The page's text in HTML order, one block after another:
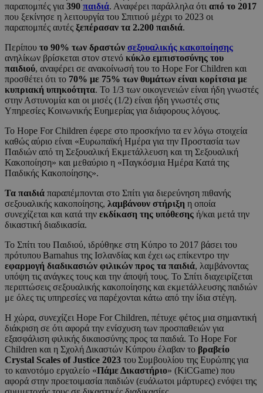
παραπομπές για 390 παιδιά. Αναφέρει παράλληλα ότι από το 2017
που ξεκίνησε η λειτουργία του Σπιτιού μέχρι το 2023 οι
παραπομπές αυτές ξεπέρασαν τα 2.200 παιδιά.
Περίπου το 90% των δραστών σεξουαλικής κακοποίησης
ανηλίκων βρίσκεται στον στενό κύκλο εμπιστοσύνης του
παιδιού, αναφέρει σε ανακοίνωσή του το Hope For Children και
προσθέτει ότι το 70% με 75% των θυμάτων είναι κορίτσια με
κυπριακή υπηκοότητα. Το 1/3 των οικογενειών είναι ήδη γνωστές
στην Αστυνομία και οι μισές (1/2) είναι ήδη γνωστές στις
Υπηρεσίες Κοινωνικής Ευημερίας για διάφορους λόγους.
Το Hope For Children έφερε στο προσκήνιο τα εν λόγω στοιχεία
καθώς αύριο είναι «Ευρωπαϊκή Ημέρα για την Προστασία των
Παιδιών από τη Σεξουαλική Εκμετάλλευση και τη Σεξουαλική
Κακοποίηση» και μεθαύριο η «Παγκόσμια Ημέρα Κατά της
Παιδικής Κακοποίησης».
Τα παιδιά παραπέμπονται στο Σπίτι για διερεύνηση πιθανής
σεξουαλικής κακοποίησης, λαμβάνουν στήριξη η οποία
συνεχίζεται και κατά την εκδίκαση της υπόθεσης ή/και μετά την
δικαστική διαδικασία.
Το Σπίτι του Παιδιού, ιδρύθηκε στη Κύπρο το 2017 βάσει του
πρότυπου Barnahus της Ισλανδίας και έχει ως επίκεντρο την
εφαρμογή διαδικασιών φιλικών προς τα παιδιά, λαμβάνοντας
υπόψη τις ανάγκες τους και την άποψή τους. Το Σπίτι διαχειρίζεται
περιπτώσεις σεξουαλικής κακοποίησης και εκμετάλλευσης παιδιών
με όλες τις υπηρεσίες να παρέχονται κάτω από την ίδια στέγη.
Η χώρα, συνεχίζει Hope For Children, πέτυχε φέτος μια σημαντική
διάκριση σε ότι αφορά την ενίσχυση των προσπαθειών για
εξασφάλιση φιλικής δικαιοσύνης προς τα παιδιά. Το Ηope For
Children και η Σχολή Δικαστών Κύπρου έλαβαν το βραβείο
Crystal Scales of Justice 2023 του Συμβουλίου της Ευρώπης για
το καινοτόμο εργαλείο «Πάμε Δικαστήριο» (KiCGame) που
αφορά στην προετοιμασία παιδιών (ευάλωτοι μάρτυρες) ενόψει της